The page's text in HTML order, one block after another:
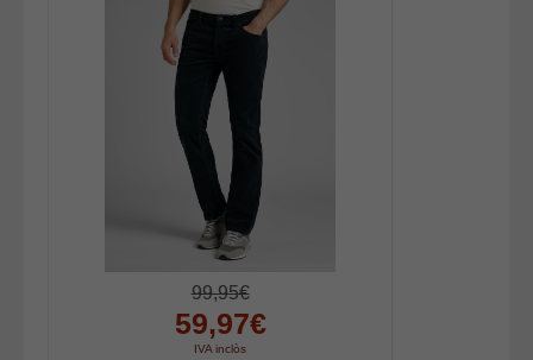
99,95€
59,97€
IVA inclòs